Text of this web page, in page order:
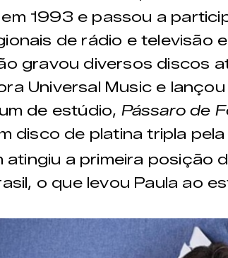
1993 e passou a
de rádio e televisão
gravou diversos discos
Universal Music e lançou
de estúdio, Pássaro de
disco de platina tripla pela
atingiu a primeira posição
o que levou Paula ao